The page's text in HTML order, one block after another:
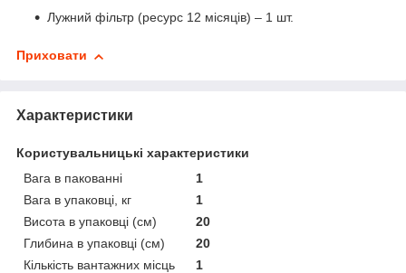
Лужний фільтр (ресурс 12 місяців) – 1 шт.
Приховати
Характеристики
Користувальницькі характеристики
Вага в пакованні
1
Вага в упаковці, кг
1
Висота в упаковці (см)
20
Глибина в упаковці (см)
20
Кількість вантажних місць
1